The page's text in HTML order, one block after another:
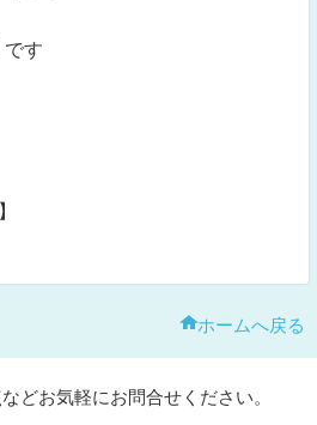
す
ホームへ戻る
どお気軽にお問合せください。